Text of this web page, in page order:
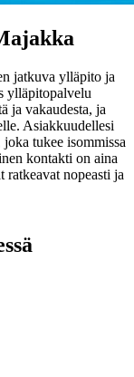
jatkuva ylläpito ja
ylläpitopalvelu
ja vakaudesta, ja
Asiakkuudellesi
tukee isommissa
kontakti on aina
ratkeavat nopeasti ja